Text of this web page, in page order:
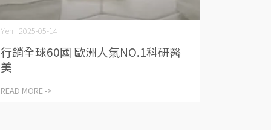
Yen | 2025-05-14
行銷全球60國 歐洲人氣NO.1科研醫
美
READ MORE ->